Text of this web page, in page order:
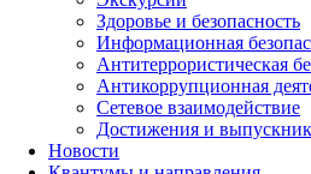
Здоровье и безопасность
Информационная
Антитеррористическая
Антикоррупционная
Сетевое взаимодействие
Достижения и
Новости